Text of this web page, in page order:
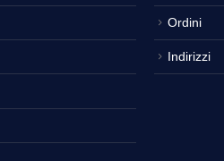
Ordini
Indirizzi